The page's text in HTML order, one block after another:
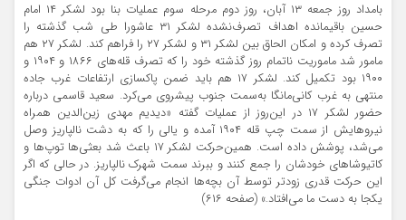
بامداد روز جمعه ۱۳ آبان، روز دوم مرحله سوم عملیات بنا بود لشکر ۱۴ امام
حسین باقیمانده اهداف تصرف‌نشده لشکر ۳۱ عاشورا طی شب گذشته را
تصرف کرده و امکان الحاق بین لشکر ۳۱ و لشکر ۲۷ را فراهم کند. لشکر ۲۷ هم
مامور شد ماموریت ناتمام روز گذشته خود را که تصرف قله‌های ۱۸۶۶ و ۱۹۰۴ و
۱۹۰۰ بود تکمیل کند. لشکر ۱۷ هم باید ضمن پاکسازی ارتفاعات غرب جاده
منتهی به غرب کانی‌مانگا به‌سمت جنوب پیشروی می‌کرد. سعید قاسمی درباره
حضور لشکر ۱۷ در این‌روز از عملیات گفته «دیدیم مهدی زین‌الدین همراه
نیروهایش از سمت چپ قله ۱۹۰۴ آمده و یالی را که به دشت نالپاریز وصل
می‌شد، پوشش داده است. همین‌حرکت لشکر ۱۷ باعث شد بعثی‌ها توپ‌ها و
کاتیوشاهای خودشان را جمع کنند و ببرند سمت شهرک نالپاریز. در حالی که اگر
این حرکت قدری زودتر توسط آن بچه‌ها انجام می‌گرفت کل آن ادوات جنگی
یکجا به دست ما می‌افتاد.» (صفحه ۶۱۶)